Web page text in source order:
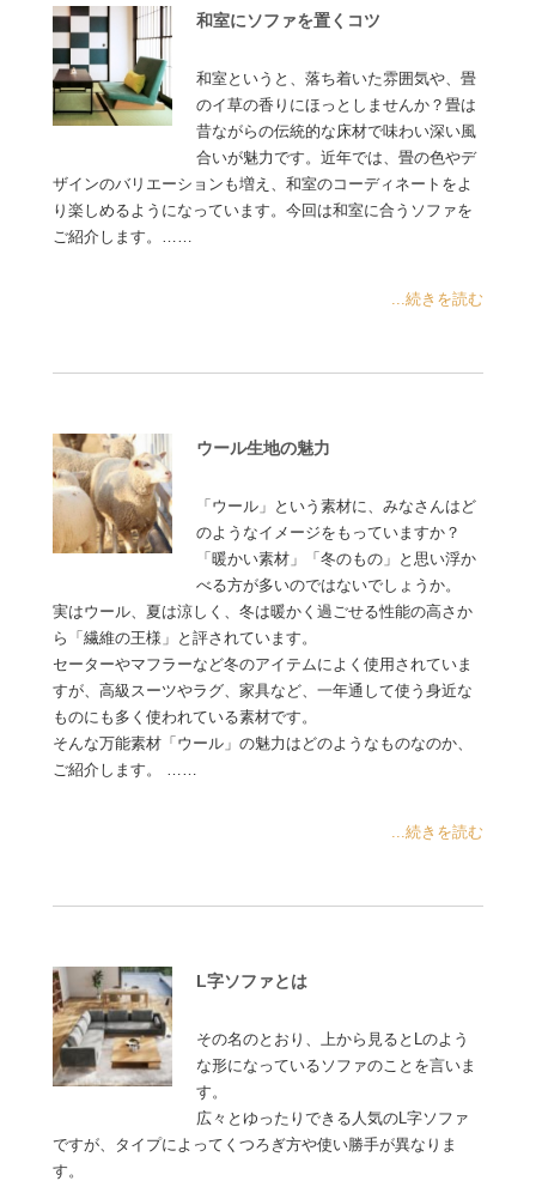
和室にソファを置くコツ
和室というと、落ち着いた雰囲気や、畳
のイ草の香りにほっとしませんか？畳は
昔ながらの伝統的な床材で味わい深い風
合いが魅力です。近年では、畳の色やデ
ザインのバリエーションも増え、和室のコーディネートをよ
り楽しめるようになっています。今回は和室に合うソファを
ご紹介します。……
...続きを読む
ウール生地の魅力
「ウール」という素材に、みなさんはど
のようなイメージをもっていますか？
「暖かい素材」「冬のもの」と思い浮か
べる方が多いのではないでしょうか。
実はウール、夏は涼しく、冬は暖かく過ごせる性能の高さか
ら「繊維の王様」と評されています。
セーターやマフラーなど冬のアイテムによく使用されていま
すが、高級スーツやラグ、家具など、一年通して使う身近な
ものにも多く使われている素材です。
そんな万能素材「ウール」の魅力はどのようなものなのか、
ご紹介します。 ……
...続きを読む
L字ソファとは
その名のとおり、上から見るとLのよう
な形になっているソファのことを言いま
す。
広々とゆったりできる人気のL字ソファ
ですが、タイプによってくつろぎ方や使い勝手が異なりま
す。